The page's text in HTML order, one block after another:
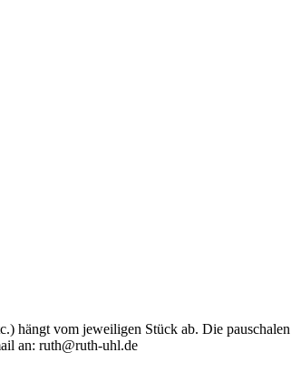
hängt vom jeweiligen Stück ab. Die pauschalen
an: ruth@ruth-uhl.de